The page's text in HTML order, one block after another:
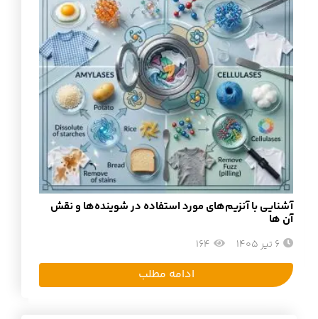
آشنایی با آنزیم‌های مورد استفاده در شوینده‌ها و نقش
آن ها
6 تیر 1405 164
ادامه مطلب